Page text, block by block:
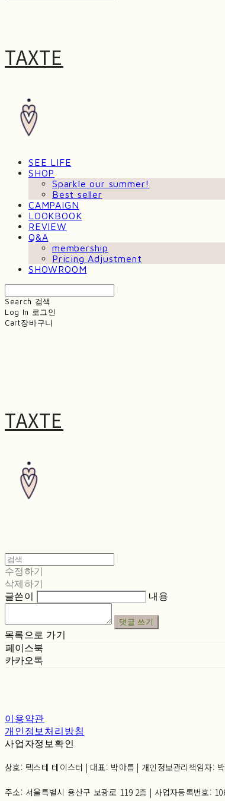
TAXTE
SEE LIFE
SHOP
Sparkle our summer!
Best seller
CAMPAIGN
LOOKBOOK
REVIEW
Q&A
membership
Pricing Adjustment
SHOWROOM
Search 검색
Log In 로그인
Cart장바구니
TAXTE
수정하기
삭제하기
글쓴이
내용
댓글 쓰기
목록으로 가기
페이스북
카카오톡
이용약관
개인정보처리방침
사업자정보확인
상호: 텍스테 테이스터 | 대표: 박아름 | 개인정보관리책임자:
주소: 서울특별시 용산구 보광로 119 2층 | 사업자등록번호: